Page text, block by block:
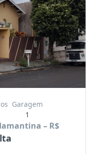
Garagem
1
– R$